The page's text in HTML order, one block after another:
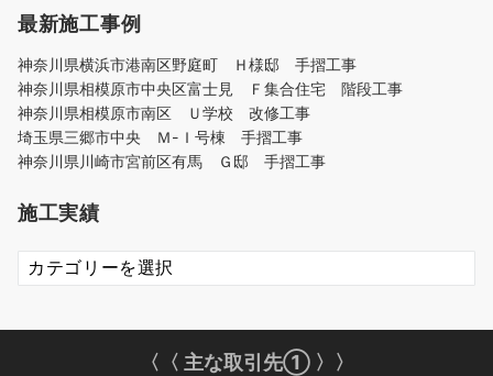
最新施工事例
神奈川県横浜市港南区野庭町 Ｈ様邸 手摺工事
神奈川県相模原市中央区富士見 Ｆ集合住宅 階段工事
神奈川県相模原市南区 Ｕ学校 改修工事
埼玉県三郷市中央 Ｍ-Ｉ号棟 手摺工事
神奈川県川崎市宮前区有馬 Ｇ邸 手摺工事
施工実績
施
工
〈〈 主な取引先① 〉〉